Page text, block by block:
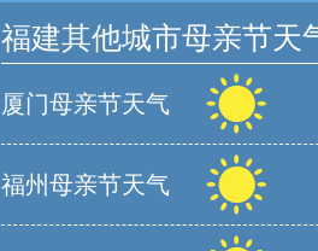
福建其他城市母亲节天
厦门母亲节天气
福州母亲节天气